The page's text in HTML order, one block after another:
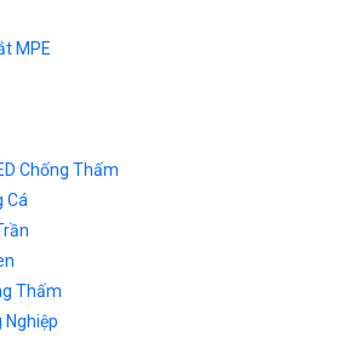
MPE
Chống Thấm
Cá
Thấm
Nghiệp